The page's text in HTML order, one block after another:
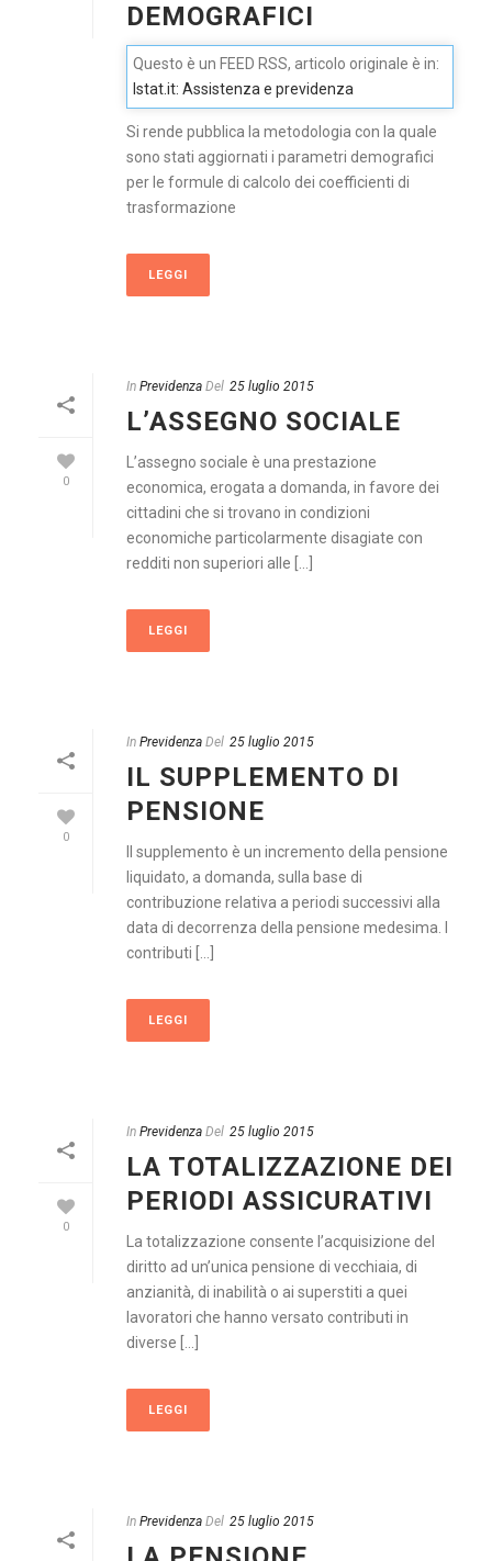
DEMOGRAFICI
Questo è un FEED RSS, articolo originale è in:
Istat.it: Assistenza e previdenza
Si rende pubblica la metodologia con la quale
sono stati aggiornati i parametri demografici
per le formule di calcolo dei coefficienti di
trasformazione
LEGGI
0
In Previdenza Del 25 luglio 2015
L’ASSEGNO SOCIALE
L’assegno sociale è una prestazione
economica, erogata a domanda, in favore dei
cittadini che si trovano in condizioni
economiche particolarmente disagiate con
redditi non superiori alle [...]
LEGGI
0
In Previdenza Del 25 luglio 2015
IL SUPPLEMENTO DI
PENSIONE
Il supplemento è un incremento della pensione
liquidato, a domanda, sulla base di
contribuzione relativa a periodi successivi alla
data di decorrenza della pensione medesima. I
contributi [...]
LEGGI
0
In Previdenza Del 25 luglio 2015
LA TOTALIZZAZIONE DEI
PERIODI ASSICURATIVI
La totalizzazione consente l’acquisizione del
diritto ad un’unica pensione di vecchiaia, di
anzianità, di inabilità o ai superstiti a quei
lavoratori che hanno versato contributi in
diverse [...]
LEGGI
In Previdenza Del 25 luglio 2015